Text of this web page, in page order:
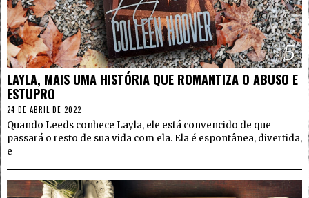
5
LAYLA, MAIS UMA HISTÓRIA QUE ROMANTIZA O ABUSO E
ESTUPRO
24 DE ABRIL DE 2022
Quando Leeds conhece Layla, ele está convencido de que
passará o resto de sua vida com ela. Ela é espontânea, divertida,
e